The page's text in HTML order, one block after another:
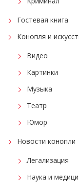
Гостевая книга
Конопля и
Видео
Картинки
Музыка
Театр
Юмор
Новости конопли
Легализация
Наука и